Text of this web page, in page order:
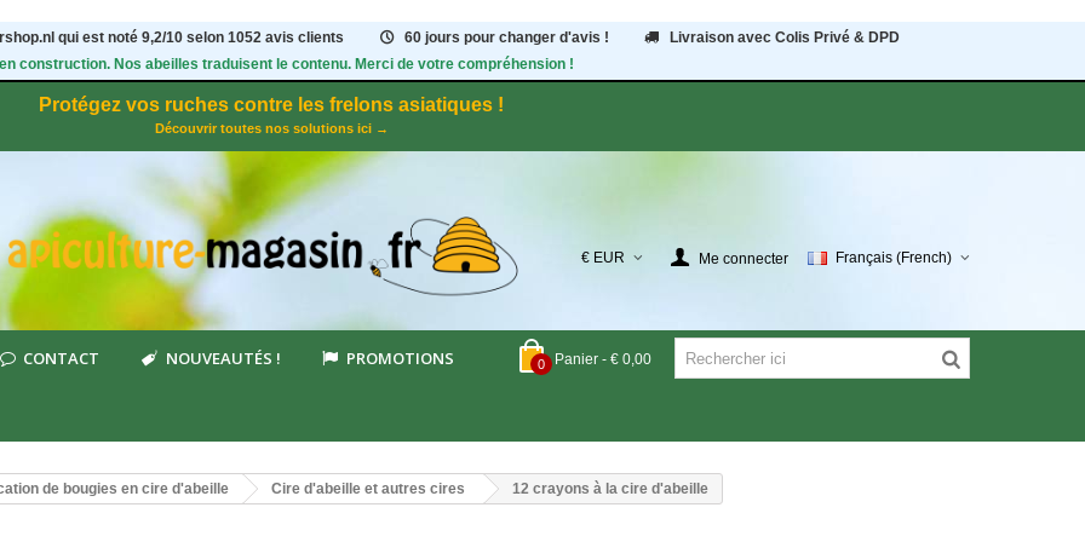
qui est noté 9,2/10 selon 1052avis clients 60 jours pour changer d'avis !
Livraison avec Colis Privé & DPD
construction. Nos abeilles traduisent le contenu. Merci de votre compréhension !
Protégez vos ruches contre les frelons asiatiques !
Découvrir toutes nos solutions ici →
€ EUR Me connecter Français (French)
0 Panier - € 0,00
CONTACT NOUVEAUTÉS ! PROMOTIONS
de bougies en cire d'abeille Cire d'abeille et autres cires 12 crayons à la cire d'abeille